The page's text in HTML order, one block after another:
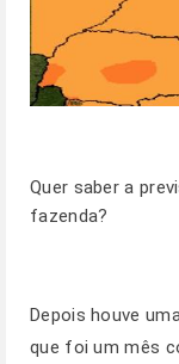
Quer saber a
fazenda?
Depois houve
que foi um mês